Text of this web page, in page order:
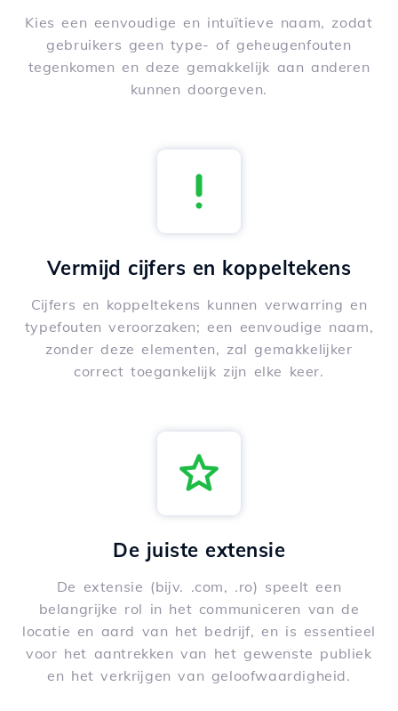
Kies een eenvoudige en intuïtieve naam, zodat
gebruikers geen type- of geheugenfouten
tegenkomen en deze gemakkelijk aan anderen
kunnen doorgeven.
Vermijd cijfers en koppeltekens
Cijfers en koppeltekens kunnen verwarring en
typefouten veroorzaken; een eenvoudige naam,
zonder deze elementen, zal gemakkelijker
correct toegankelijk zijn elke keer.
De juiste extensie
De extensie (bijv. .com, .ro) speelt een
belangrijke rol in het communiceren van de
locatie en aard van het bedrijf, en is essentieel
voor het aantrekken van het gewenste publiek
en het verkrijgen van geloofwaardigheid.